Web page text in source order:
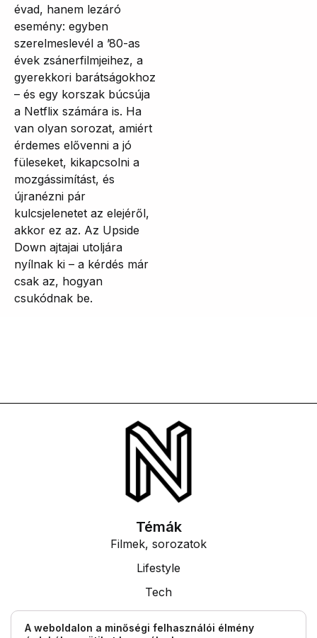
évad, hanem lezáró
esemény: egyben
szerelmeslevél a ’80-as
évek zsánerfilmjeihez, a
gyerekkori barátságokhoz
– és egy korszak búcsúja
a Netflix számára is. Ha
van olyan sorozat, amiért
érdemes elővenni a jó
füleseket, kikapcsolni a
mozgássimítást, és
újranézni pár
kulcsjelenetet az elejéről,
akkor ez az. Az Upside
Down ajtajai utoljára
nyílnak ki – a kérdés már
csak az, hogyan
csukódnak be.
Témák
Filmek, sorozatok
Lifestyle
Tech
A weboldalon a minőségi felhasználói élmény